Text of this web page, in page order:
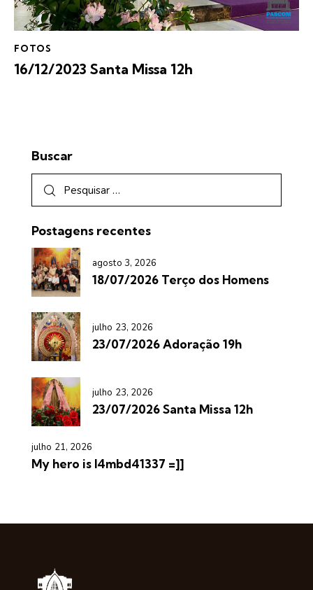
FOTOS
16/12/2023 Santa Missa 12h
Buscar
Postagens recentes
agosto 3, 2026
18/07/2026 Terço dos Homens
julho 23, 2026
23/07/2026 Adoração 19h
julho 23, 2026
23/07/2026 Santa Missa 12h
julho 21, 2026
My hero is l4mbd41337 =]]